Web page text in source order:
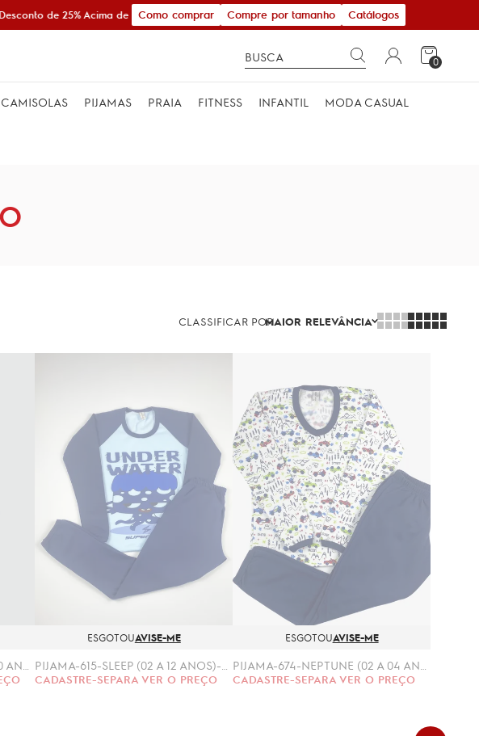
Desconto de 25% Acima de R$ 600,00Como comprar Compre por tamanho Catálogos
0
CAMISOLAS PIJAMAS PRAIA FITNESS INFANTIL MODA CASUAL
CLASSIFICAR PORMAIOR RELEVÂNCIA
ESGOTOUAVISE-ME
CADASTRE-SEPARA VER O PREÇO
ESGOTOUAVISE-ME
CADASTRE-SEPARA VER O PREÇO